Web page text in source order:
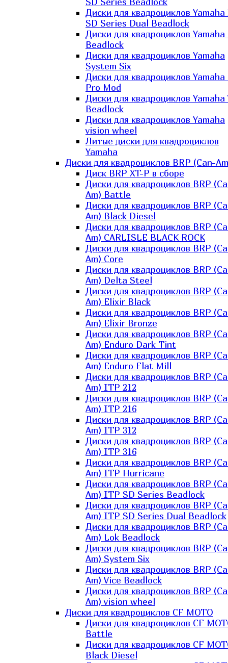
Диски для квадроциклов
SD Series Dual Beadlock
Диски для квадроциклов Yamaha
Beadlock
Диски для квадроциклов Yamaha
System Six
Диски для квадроциклов Yamaha
Pro Mod
Диски для квадроциклов Yamaha
Beadlock
Диски для квадроциклов Yamaha
vision wheel
Литые диски для квадроциклов
Yamaha
Диски для квадроциклов BRP (Can-
Диск BRP XT-P в сборе
Диски для квадроциклов BRP
Am) Battle
Диски для квадроциклов BRP
Am) Black Diesel
Диски для квадроциклов BRP
Am) CARLISLE BLACK ROCK
Диски для квадроциклов BRP
Am) Core
Диски для квадроциклов BRP
Am) Delta Steel
Диски для квадроциклов BRP
Am) Elixir Black
Диски для квадроциклов BRP
Am) Elixir Bronze
Диски для квадроциклов BRP
Am) Enduro Dark Tint
Диски для квадроциклов BRP
Am) Enduro Flat Mill
Диски для квадроциклов BRP
Am) ITP 212
Диски для квадроциклов BRP
Am) ITP 216
Диски для квадроциклов BRP
Am) ITP 312
Диски для квадроциклов BRP
Am) ITP 316
Диски для квадроциклов BRP
Am) ITP Hurricane
Диски для квадроциклов BRP
Am) ITP SD Series Beadlock
Диски для квадроциклов BRP
Am) ITP SD Series Dual Beadlock
Диски для квадроциклов BRP
Am) Lok Beadlock
Диски для квадроциклов BRP
Am) System Six
Диски для квадроциклов BRP
Am) Vice Beadlock
Диски для квадроциклов BRP
Am) vision wheel
Диски для квадроциклов CF MOTO
Диски для квадроциклов CF
Battle
Диски для квадроциклов CF
Black Diesel